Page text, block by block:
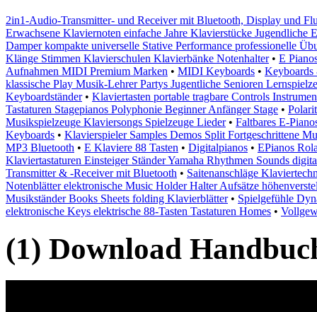
2in1-Audio-Transmitter- und Receiver mit Bluetooth, Display und
Erwachsene Klaviernoten einfache Jahre Klavierstücke Jugendliche
Damper kompakte universelle Stative Performance professionelle
Klänge Stimmen Klavierschulen Klavierbänke Notenhalter• E
Aufnahmen MIDI Premium Marken • MIDI Keyboards • Keyboards
klassische Play Musik-Lehrer Partys Jugentliche Senioren
Keyboardständer• Klaviertasten portable tragbare Controls
Tastaturen Stagepianos Polyphonie Beginner Anfänger Stage •
Musikspielzeuge Klaviersongs Spielzeuge Lieder• Faltbares E-
Keyboards • Klavierspieler Samples Demos Split Fortgeschrittene
MP3 Bluetooth • E Klaviere 88 Tasten • Digitalpianos • EPianos
Klaviertastaturen Einsteiger Ständer Yamaha Rhythmen Sounds
Transmitter & -Receiver mit Bluetooth • Saitenanschläge
Notenblätter elektronische Music Holder Halter Aufsätze
Musikständer Books Sheets folding Klavierblätter• Spielgefühle
elektronische Keys elektrische 88-Tasten Tastaturen Homes •
(1) Download